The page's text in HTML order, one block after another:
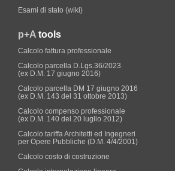
Esami di stato (wiki)
p+A tools
Calcolo fattura professionale
Calcolo parcella D.Lgs.36/2023
(ex D.M. 17 giugno 2016)
Calcolo parcella DM 17 giugno 2016
(ex D.M. 143 del 31 ottobre 2013)
Calcolo compenso professionale
(ex D.M. 140 del 20 luglio 2012)
Calcolo tariffa Architetti ed Ingegneri
per Opere Pubbliche (D.M. 4/4/2001)
Calcolo costo di costruzione